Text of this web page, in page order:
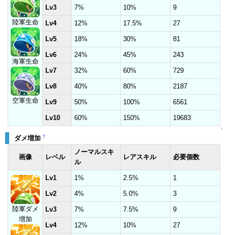
陸軍生命
海軍生命
空軍生命
Lv3 7% 10% 9
Lv4 12% 17.5% 27
Lv5 18% 30% 81
Lv6 24% 45% 243
Lv7 32% 60% 729
Lv8 40% 80% 2187
Lv9 50% 100% 6561
Lv10 60% 150% 19683
↑
ダメ増加 †
画像 レベル
ノーマルスキ
ル
レアスキル 必要個数
陸軍ダメ
増加
Lv1 1% 2.5% 1
Lv2 4% 5.0% 3
Lv3 7% 7.5% 9
Lv4 12% 10% 27